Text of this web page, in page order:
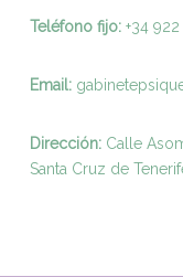
Teléfono fijo:+34 922
Email:
Dirección:Calle
Santa Cruz de